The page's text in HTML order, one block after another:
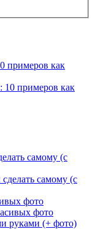
примеров как
самому (с
фото
руками (+ фото)